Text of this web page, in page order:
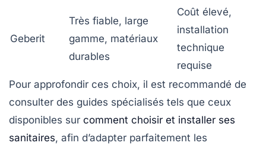
Geberit
Très fiable, large
gamme, matériaux
durables
Coût élevé,
installation
technique
requise
Pour approfondir ces choix, il est recommandé de
consulter des guides spécialisés tels que ceux
disponibles sur comment choisir et installer ses
sanitaires, afin d’adapter parfaitement les